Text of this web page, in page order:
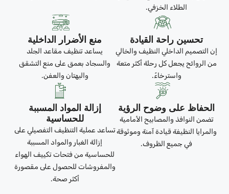
الطلاء الخزفي.
تحسين راحة القيادة
إن التصميم الداخلي النظيف والخالي
من الروائح يجعل كل رحلة أكثر متعة
واسترخاءً.
منع الأضرار الداخلية
يساعد تنظيف مقاعد الجلد
والسجاد بعمق على منع التشقق
والبهتان والعفن.
الحفاظ على وضوح الرؤية
تضمن النوافذ والمصابيح الأمامية
والمرايا النظيفة قيادة آمنة وموثوقة
في جميع الظروف.
إزالة المواد المسببة
للحساسية
تساعد عملية التنظيف التفصيلي على
إزالة الغبار والمواد المسببة
للحساسية من فتحات تكييف الهواء
والمفروشات للحصول على مقصورة
أكثر صحة.